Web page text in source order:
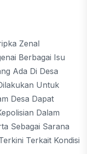
Zenal
Berbagai Isu
Ada Di Desa
Untuk
Desa Dapat
Dalam
Sebagai Sarana
Terkait Kondisi